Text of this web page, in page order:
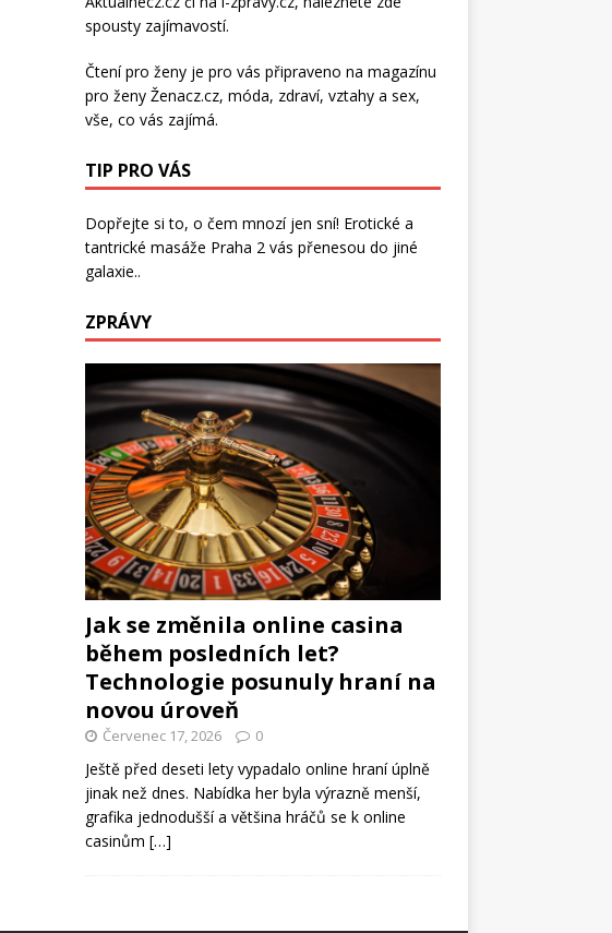
spousty zajímavostí.
Čtení pro ženy je pro vás připraveno na magazínu
pro ženy Ženacz.cz, móda, zdraví, vztahy a sex,
vše, co vás zajímá.
TIP PRO VÁS
Dopřejte si to, o čem mnozí jen sní! Erotické a
tantrické masáže Praha 2 vás přenesou do jiné
galaxie..
ZPRÁVY
Jak se změnila online casina
během posledních let?
Technologie posunuly hraní na
novou úroveň
Červenec 17, 2026 0
Ještě před deseti lety vypadalo online hraní úplně
jinak než dnes. Nabídka her byla výrazně menší,
grafika jednodušší a většina hráčů se k online
casinům […]